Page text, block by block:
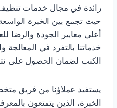
رائدة في مجال خدمات تنظيف
حيث تجمع بين الخبرة
أعلى معايير الجودة والرضا
خدماتنا بالتفرد في المعالجة
الكنب لضمان الحصول على
يستفيد عملاؤنا من فريق
الخبرة، الذين يتمتعون